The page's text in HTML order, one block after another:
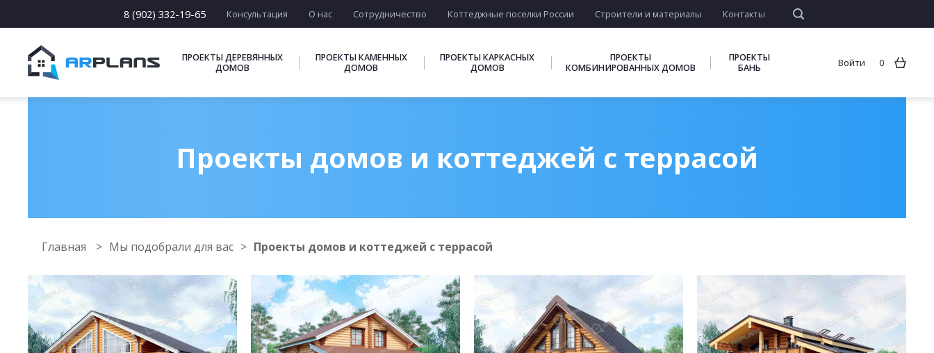
8 (902) 332-19-65 Консультация О нас Сотрудничество Коттеджные поселки России Строители и материалы Контакты
ПРОЕКТЫ ДЕРЕВЯННЫХ
ДОМОВ
ПРОЕКТЫ КАМЕННЫХ
ДОМОВ
ПРОЕКТЫ КАРКАСНЫХ
ДОМОВ
ПРОЕКТЫ
КОМБИНИРОВАННЫХ ДОМОВ
ПРОЕКТЫ
БАНЬ
Войти 0
Проекты домов и коттеджей с террасой
Главная Мы подобрали для вас Проекты домов и коттеджей с террасой